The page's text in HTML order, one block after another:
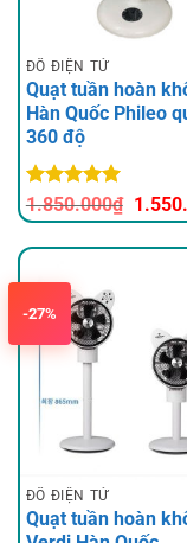
ĐỒ ĐIỆN TỬ
Quạt tuần hoàn
Hàn Quốc Phileo
360 độ
Được xếp
hạng55
1.850.000₫ Giá
gốc
là:
-27%
ĐỒ ĐIỆN TỬ
Quạt tuần hoàn